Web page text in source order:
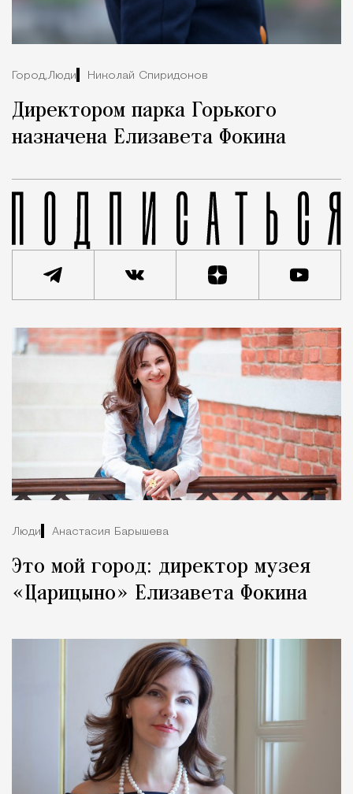
Город,Люди Николай Спиридонов
Директором парка Горького
назначена Елизавета Фокина
Люди Анастасия Барышева
Это мой город: директор музея
«Царицыно» Елизавета Фокина